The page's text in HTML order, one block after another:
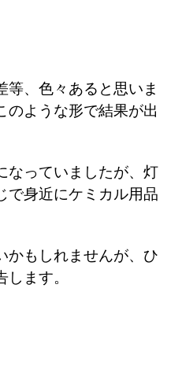
等、色々あると思いま
のような形で結果が出
なっていましたが、灯
で身近にケミカル用品
かもしれませんが、ひ
ます。